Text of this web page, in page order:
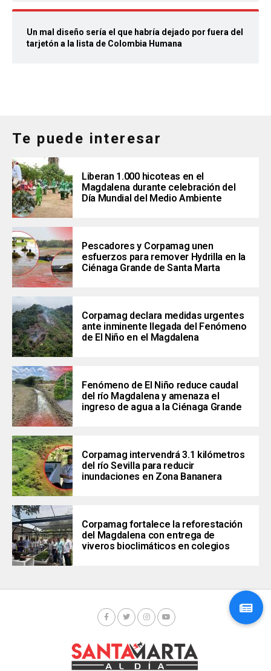
Un mal diseño sería el que habría dejado por fuera del
tarjetón a la lista de Colombia Humana
Te puede interesar
Liberan 1.000 hicoteas en el
Magdalena durante celebración del
Día Mundial del Medio Ambiente
Pescadores y Corpamag unen
esfuerzos para remover Hydrilla en la
Ciénaga Grande de Santa Marta
Corpamag declara medidas urgentes
ante inminente llegada del Fenómeno
de El Niño en el Magdalena
Fenómeno de El Niño reduce caudal
del río Magdalena y amenaza el
ingreso de agua a la Ciénaga Grande
Corpamag intervendrá 3.1 kilómetros
del río Sevilla para reducir
inundaciones en Zona Bananera
Corpamag fortalece la reforestación
del Magdalena con entrega de
viveros bioclimáticos en colegios